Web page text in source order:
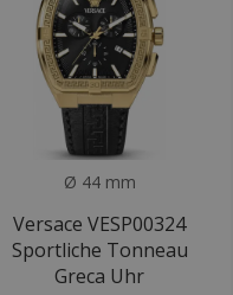
Ø 44 mm
Versace VESP00324
Sportliche Tonneau
Greca Uhr